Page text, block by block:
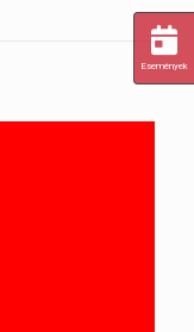
Események